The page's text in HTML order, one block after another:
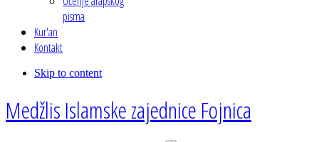
pisma
Kur'an
Kontakt
Skip to content
Medžlis Islamske zajednice Fojnica